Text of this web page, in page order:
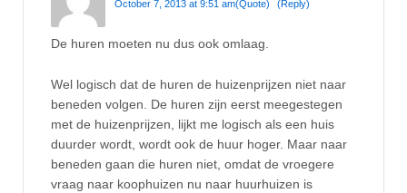
October 7, 2013 at 9:51 am(Quote) (Reply)
De huren moeten nu dus ook omlaag.
Wel logisch dat de huren de huizenprijzen niet naar
beneden volgen. De huren zijn eerst meegestegen
met de huizenprijzen, lijkt me logisch als een huis
duurder wordt, wordt ook de huur hoger. Maar naar
beneden gaan die huren niet, omdat de vroegere
vraag naar koophuizen nu naar huurhuizen is